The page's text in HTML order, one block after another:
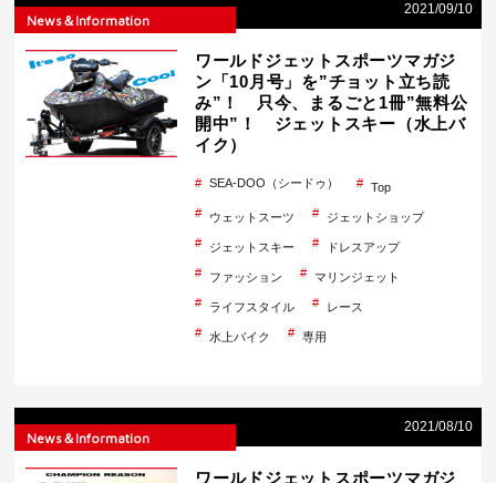
2021/09/10
News＆Information
ワールドジェットスポーツマガジ
ン「10月号」を”チョット立ち読
み”！ 只今、まるごと1冊”無料公
開中”！ ジェットスキー（水上バ
イク）
SEA-DOO（シードゥ） Top
ウェットスーツ ジェットショップ
ジェットスキー ドレスアップ
ファッション マリンジェット
ライフスタイル レース
水上バイク 専用
2021/08/10
News＆Information
ワールドジェットスポーツマガジ